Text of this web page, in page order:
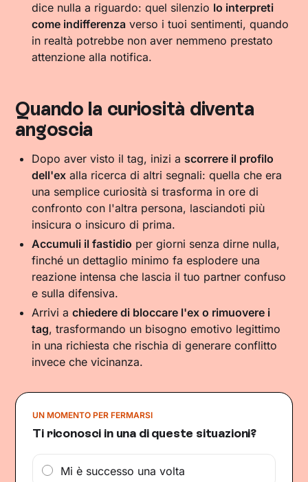
dice nulla a riguardo: quel silenzio lo interpreti
come indifferenza verso i tuoi sentimenti, quando
in realtà potrebbe non aver nemmeno prestato
attenzione alla notifica.
Quando la curiosità diventa
angoscia
Dopo aver visto il tag, inizi a scorrere il profilo
dell'ex alla ricerca di altri segnali: quella che era
una semplice curiosità si trasforma in ore di
confronto con l'altra persona, lasciandoti più
insicura o insicuro di prima.
Accumuli il fastidio per giorni senza dirne nulla,
finché un dettaglio minimo fa esplodere una
reazione intensa che lascia il tuo partner confuso
e sulla difensiva.
Arrivi achiedere di bloccare l'ex o rimuovere i
tag, trasformando un bisogno emotivo legittimo
in una richiesta che rischia di generare conflitto
invece che vicinanza.
UN MOMENTO PER FERMARSI
Ti riconosci in una di queste situazioni?
Mi è successo una volta